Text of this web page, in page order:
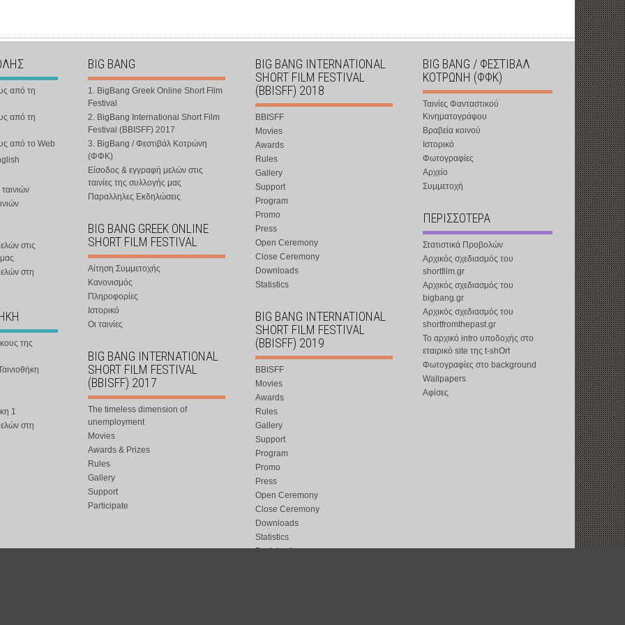
από τη
από τη
από το Web
στις
στη
της
1
στη
BIG BANG
1. BigBang Greek Online Short Film
Festival
2. BigBang International Short Film
Festival (BBISFF) 2017
3. BigBang / Φεστιβάλ Κοτρώνη
(ΦΦΚ)
Είσοδος & εγγραφή μελών στις
ταινίες της συλλογής μας
Παραλληλες Εκδηλώσεις
BIG BANG GREEK ONLINE
SHORT FILM FESTIVAL
Αίτηση Συμμετοχής
Κανονισμός
Πληροφορίες
Ιστορικό
Οι ταινίες
BIG BANG INTERNATIONAL
SHORT FILM FESTIVAL
(BBISFF) 2017
The timeless dimension of
unemployment
Movies
Awards & Prizes
Rules
Gallery
Support
Participate
BIG BANG INTERNATIONAL
SHORT FILM FESTIVAL
(BBISFF) 2018
BBISFF
Movies
Awards
Rules
Gallery
Support
Program
Promo
Press
Open Ceremony
Close Ceremony
Downloads
Statistics
BIG BANG INTERNATIONAL
SHORT FILM FESTIVAL
(BBISFF) 2019
BBISFF
Movies
Awards
Rules
Gallery
Support
Program
Promo
Press
Open Ceremony
Close Ceremony
Downloads
Statistics
Participation
BIG BANG / ΦΕΣΤΙΒΑΛ
ΚΟΤΡΩΝΗ (ΦΦΚ)
Ταινίες Φανταστικού
Κινηματογράφου
Βραβεία κοινού
Ιστορικό
Φωτογραφίες
Αρχείο
Συμμετοχή
ΠΕΡΙΣΣΟΤΕΡΑ
Στατιστικά Προβολών
Αρχικός σχεδιασμός του
shortfilm.gr
Αρχικός σχεδιασμός του
bigbang.gr
Αρχικός σχεδιασμός του
shortfromthepast.gr
Το αρχικό intro υποδοχής στο
εταιρικό site της t-shOrt
Φωτογραφίες στο background
Wallpapers
Αφίσες